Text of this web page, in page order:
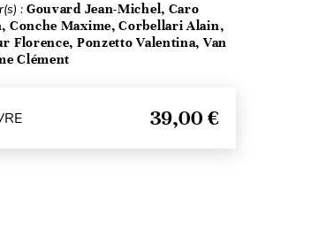
: Gouvard Jean-Michel, Caro
Conche Maxime, Corbellari Alain,
Florence, Ponzetto Valentina, Van
Clément
39,00 €